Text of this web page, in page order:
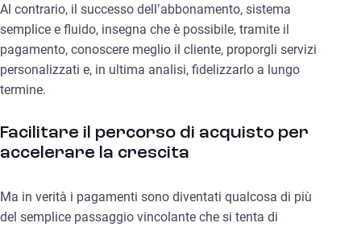
Al contrario, il successo dell’abbonamento, sistema
semplice e fluido, insegna che è possibile, tramite il
pagamento, conoscere meglio il cliente, proporgli servizi
personalizzati e, in ultima analisi, fidelizzarlo a lungo
termine.
Facilitare il percorso di acquisto per
accelerare la crescita
Ma in verità i pagamenti sono diventati qualcosa di più
del semplice passaggio vincolante che si tenta di